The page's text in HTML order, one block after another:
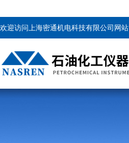
欢迎访问上海密通机电科技有限公司网站